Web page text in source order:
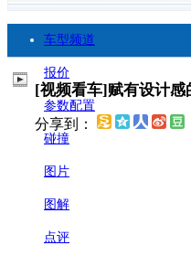
车型频道
报价
参数配置
碰撞
图片
图解
点评
[视频看车]赋有设计感
分享到：